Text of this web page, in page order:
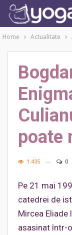
Home Actualitate
poate
1.435 0
Pe 21 mai
catedrei de
Mircea Eliade
asasinat într-